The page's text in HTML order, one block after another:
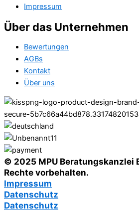
Impressum
Über das Unternehmen
Bewertungen
AGBs
Kontakt
Über uns
© 2025 MPU Beratungskanzlei
Rechte vorbehalten.
Impressum
Datenschutz
Datenschutz